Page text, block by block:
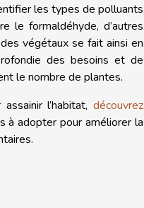
les types de polluants
le formaldéhyde, d’autres
végétaux se fait ainsi en
des besoins et de
le nombre de plantes.
l’habitat, découvrez
à adopter pour améliorer la